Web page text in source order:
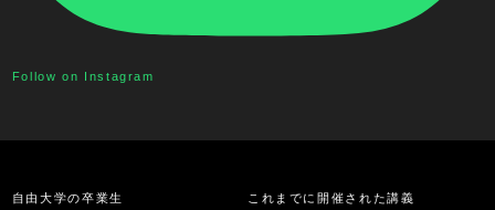
Follow on Instagram
自由大学の卒業生 これまでに開催された講義